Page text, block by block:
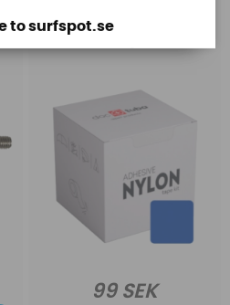
Tape Kit 150cm x 5cm
99 SEK
to surfspot.se